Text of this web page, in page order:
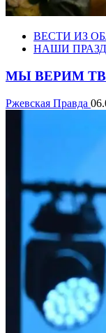
ВЕСТИ ИЗ
НАШИ
МЫ ВЕРИМ
Ржевская Правда